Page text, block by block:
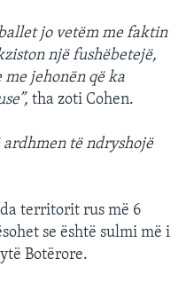
jo vetëm me faktin
një fushëbetejë,
jehonën që ka
tha zoti Cohen.
të ndryshojë
territorit rus më 6
se është sulmi më i
Botërore.